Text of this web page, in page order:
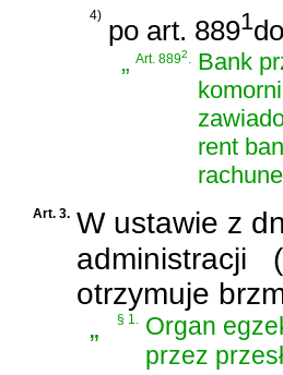
4) po art. 8891
„Art. 8892
Bank
rent
Art. 3. W ustawie z
administracji
(
otrzymuje
„ § 1. Organ
przez